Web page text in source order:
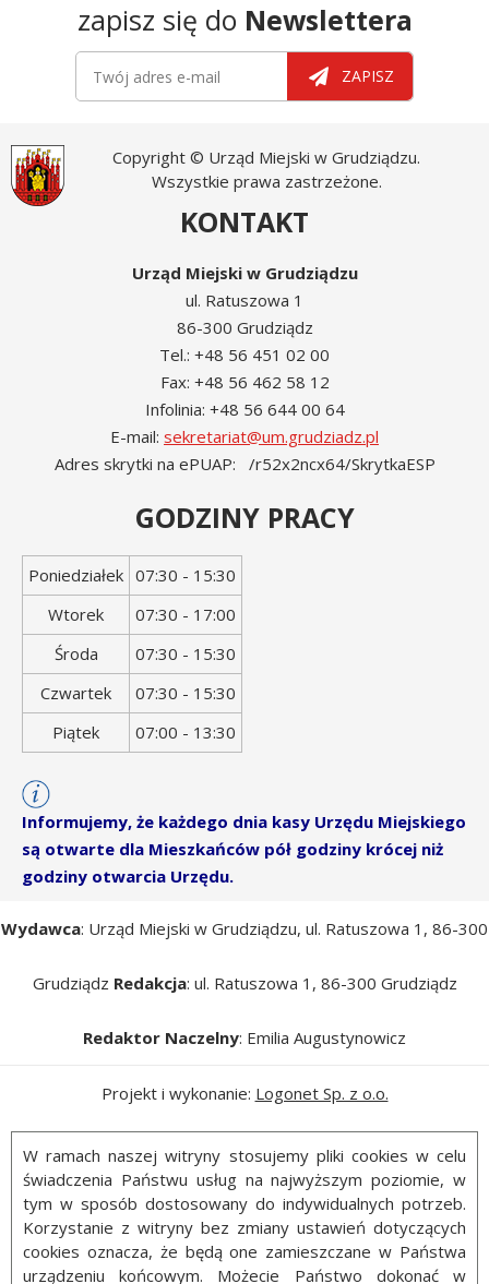
zapisz się do Newslettera
ZAPISZ
Copyright © Urząd Miejski w Grudziądzu.
Wszystkie prawa zastrzeżone.
KONTAKT
Urząd Miejski w Grudziądzu
ul. Ratuszowa 1
86-300 Grudziądz
Tel.: +48 56 451 02 00
Fax: +48 56 462 58 12
Infolinia: +48 56 644 00 64
E-mail: sekretariat@um.grudziadz.pl
Adres skrytki na ePUAP: /r52x2ncx64/SkrytkaESP
GODZINY PRACY
Dzień
tygodnia
Godziny
otwarcia
Poniedziałek 07:30 - 15:30
Wtorek
07:30 - 17:00
Środa
07:30 - 15:30
Czwartek
07:30 - 15:30
Piątek
07:00 - 13:30
Informujemy, że każdego dnia kasy Urzędu Miejskiego
są otwarte dla Mieszkańców pół godziny krócej niż
godziny otwarcia Urzędu.
Wydawca: Urząd Miejski w Grudziądzu, ul. Ratuszowa 1, 86-300
Grudziądz Redakcja: ul. Ratuszowa 1, 86-300 Grudziądz
Redaktor Naczelny: Emilia Augustynowicz
Projekt i wykonanie: Logonet Sp. z o.o.
W ramach naszej witryny stosujemy pliki cookies w celu
świadczenia Państwu usług na najwyższym poziomie, w
tym w sposób dostosowany do indywidualnych potrzeb.
Korzystanie z witryny bez zmiany ustawień dotyczących
cookies oznacza, że będą one zamieszczane w Państwa
urządzeniu końcowym. Możecie Państwo dokonać w